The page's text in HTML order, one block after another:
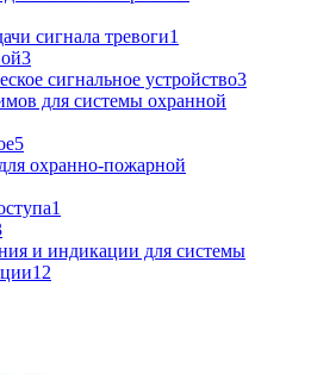
сигнала тревоги1
3
сигнальное устройство3
для системы охранной
5
охранно-пожарной
1
и индикации для системы
12